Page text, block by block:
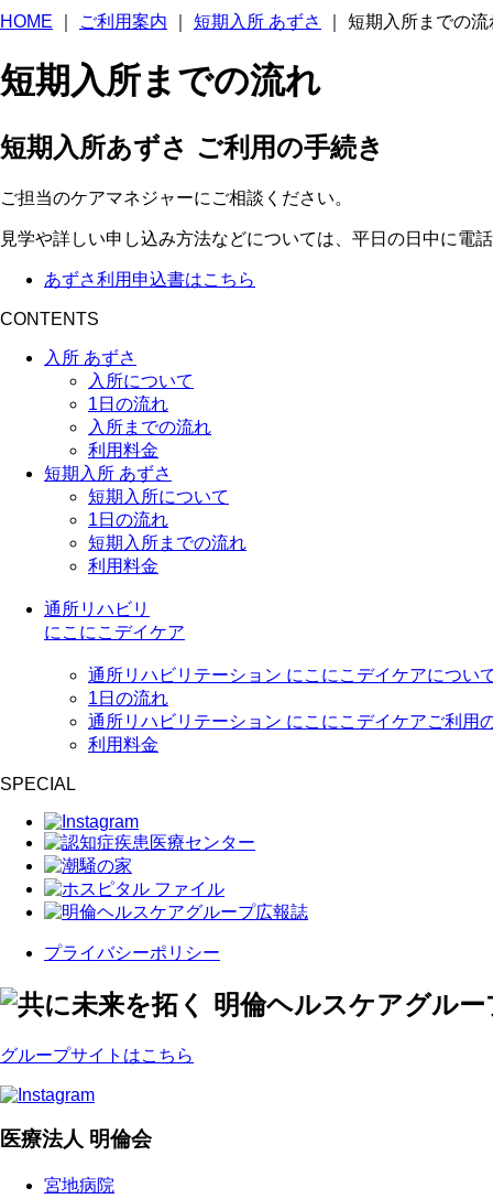
HOME ご利用案内 短期入所 あずさ 短期入所までの流
短期入所までの流れ
短期入所あずさ ご利用の手続き
ご担当のケアマネジャーにご相談ください。
見学や詳しい申し込み方法などについては、平日の日中に電
あずさ利用申込書はこちら
CONTENTS
入所 あずさ
入所について
1日の流れ
入所までの流れ
利用料金
短期入所 あずさ
短期入所について
1日の流れ
短期入所までの流れ
利用料金
通所リハビリ
にこにこデイケア
通所リハビリテーション にこにこデイケアについ
1日の流れ
通所リハビリテーション にこにこデイケアご利用
利用料金
SPECIAL
プライバシーポリシー
グループサイトはこちら
医療法人 明倫会
宮地病院